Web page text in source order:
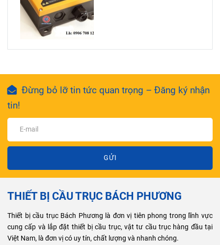
Đừng bỏ lỡ tin tức quan trọng – Đăng ký nhận
tin!
GỬI
THIẾT BỊ CẦU TRỤC BÁCH PHƯƠNG
Thiết bị cầu trục Bách Phương là đơn vị tiên phong trong lĩnh vực
cung cấp và lắp đặt thiết bị cầu trục, vật tư cầu trục hàng đầu tại
Việt Nam, là đơn vị có uy tín, chất lượng và nhanh chóng.